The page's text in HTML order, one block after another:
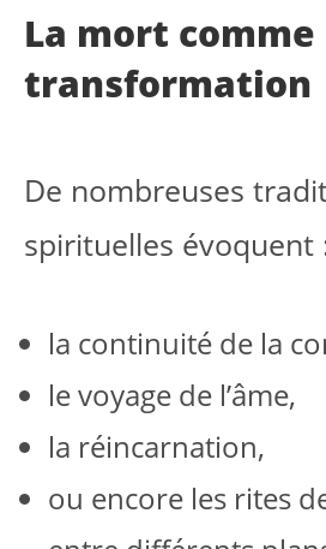
La mort comme
transformation
De nombreuses
spirituelles évoquent
la continuité de la
le voyage de l’âme,
la réincarnation,
ou encore les rites